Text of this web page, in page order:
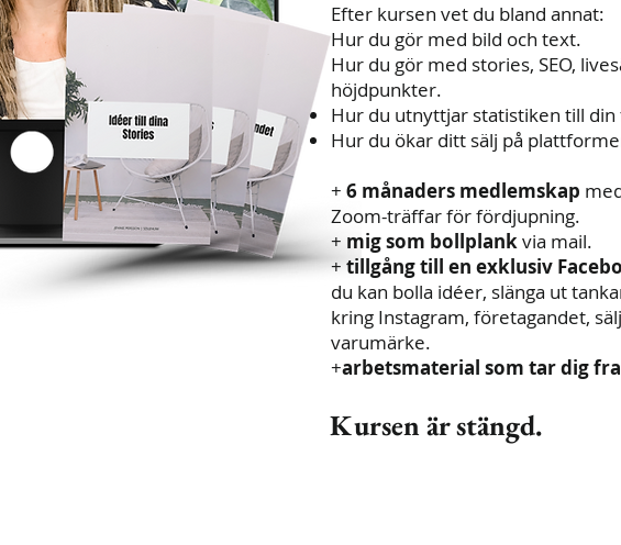
Efter kursen vet du bland annat:
Hur du gör med bild och text.
Hur du gör med stories, SEO,
höjdpunkter.
Hur du utnyttjar statistiken till
Hur du ökar ditt sälj på
+ 6 månaders medlemskap
Zoom-träffar för fördjupning.
+ mig som bollplankvia mail.
+ tillgång till en exklusiv
du kan bolla idéer, slänga ut
kring Instagram, företagandet,
varumärke.
+arbetsmaterial som tar dig
Kursen är stängd.